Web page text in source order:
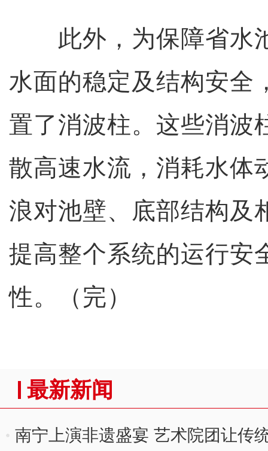
此外，为保障省水
水面的稳定及结构安全
置了消波柱。这些消波
散高速水流，消耗水体
浪对池壁、底部结构及
提高整个系统的运行安
性。（完）
最新新闻
南宁上演非遗盛宴 艺术院团让传